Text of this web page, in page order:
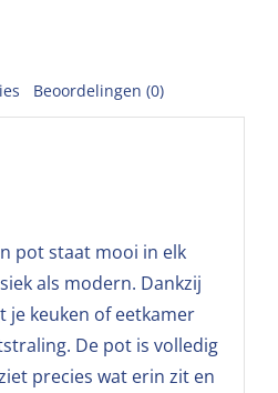
Beoordelingen (0)
pot staat mooi in elk
als modern. Dankzij
je keuken of eetkamer
De pot is volledig
precies wat erin zit en